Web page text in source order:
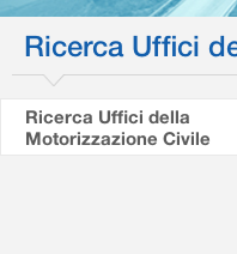
Ricerca Uffici
Ricerca Uffici della
Motorizzazione Civile